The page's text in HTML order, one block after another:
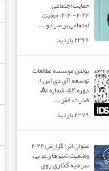
حمایت اجتماعی
۲۰۲۲-۲۰۲۰: حمایت
اجتماعی بر سر دو ...
۲۳۶۶ بازدید
بولتن موسسه مطالعات
توسعه (آی دی اس) ،
دوره ۵۴، شماره A۱،
قدرت، فقر ...
۲۲۷۹ بازدید
عنوان اثر: گزارش ۲۰۲۲
وضعیت شهرهای عربی.
سرمایه گذاری روی